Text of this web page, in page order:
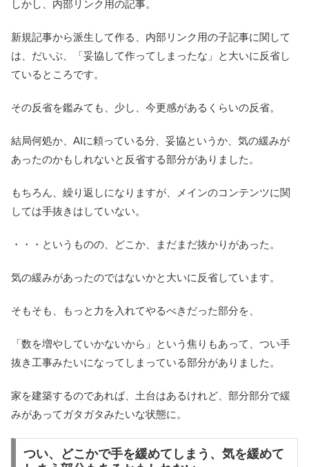
しかし、内部リンク用の記事。
新規記事から派生して作る、内部リンク用の子記事に関して
は、だいぶ、「妥協して作ってしまったな」と大いに反省し
ているところです。
その反省を鑑みても、少し、今更感があるくらいの反省。
結局何処か、AIに頼っている分、妥協というか、気の緩みが
あったのかもしれないと反省する部分がありました。
もちろん、繰り返しになりますが、メインのコンテンツに関
しては手抜きはしていない。
・・・というものの、どこか、まだまだ抜かりがあった。
気の緩みがあったのではないかと大いに反省しています。
そもそも、もっと力を入れてやるべきだった部分を、
「数を増やしていかないから」という焦りもあって、つい手
抜き工事みたいになってしまっている部分がありました。
家を建築するのであれば、土台はあるけれど、部分部分で緩
みがあってガタガタみたいな状態に。
つい、どこかで手を緩めてしまう、気を緩めて